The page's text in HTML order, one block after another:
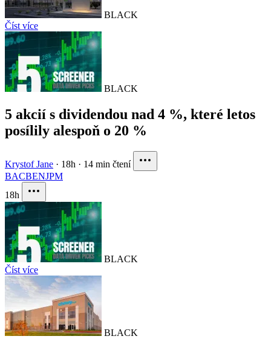
BLACK
Číst více
BLACK
5 akcií s dividendou nad 4 %, které letos
posílily alespoň o 20 %
Krystof Jane · 18h · 14 min čtení
BACBENJPM
18h
BLACK
Číst více
BLACK